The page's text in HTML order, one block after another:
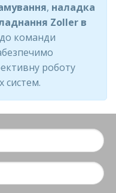
, наладка
Zoller в
команди
роботу
систем.